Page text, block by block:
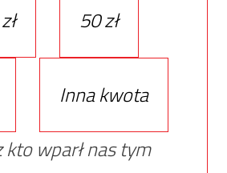
50 zł
Inna kwota
kto wparł nas tym